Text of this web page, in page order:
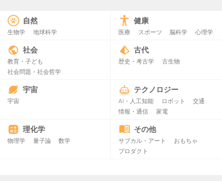
自然
生物学 地球科学
健康
医療 スポーツ 脳科学 心理学
社会
教育・子ども
社会問題・社会哲学
古代
歴史・考古学 古生物
宇宙
宇宙
テクノロジー
AI・人工知能 ロボット
交通
情報・通信
家電
理化学
物理学 量子論 数学
その他
サブカル・アート
おもちゃ
プロダクト